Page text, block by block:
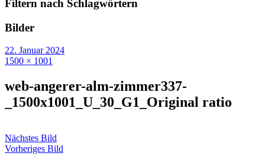
Filtern nach Schlagwörtern
Bilder
22. Januar 2024
1500 × 1001
web-angerer-alm-zimmer337-
_1500x1001_U_30_G1_Original ratio
Nächstes Bild
Vorheriges Bild